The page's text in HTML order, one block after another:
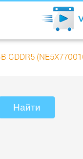
GDDR5